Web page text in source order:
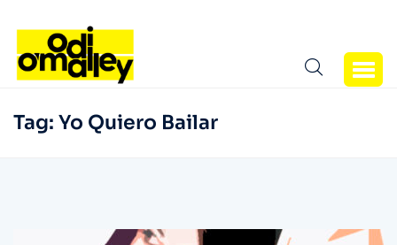
Tag: Yo Quiero Bailar